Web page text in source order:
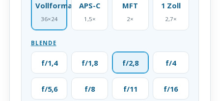
Vollformat
36×24
APS-C
1,5×
MFT
2×
1 Zoll
2,7×
BLENDE
f/1,4 f/1,8 f/2,8 f/4
f/5,6 f/8 f/11 f/16